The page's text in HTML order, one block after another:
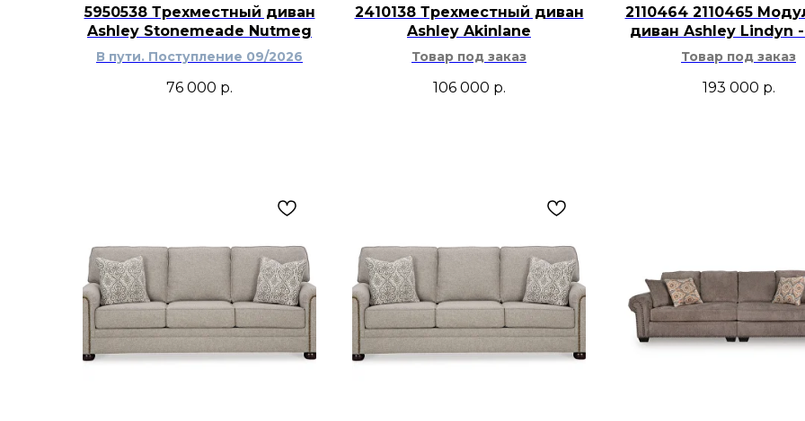
Зеркало Realyn
прихожей,
Такая мебель
неоклассический,
прикроватными
5950538 Трехместный диван
Ashley Stonemeade Nutmeg
В пути. Поступление 09/2026
76 000 р.
2410138 Трехместный диван
Ashley Akinlane
Товар под заказ
106 000 р.
2110464 2110465
диван Ashley Lindyn
Товар под заказ
193 000 р.